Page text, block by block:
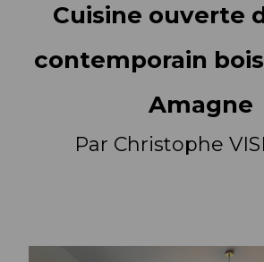
La cuisine équipée
Trouver son agencement
Cuisine ouverte
contemporain
Amagne
Par Christophe